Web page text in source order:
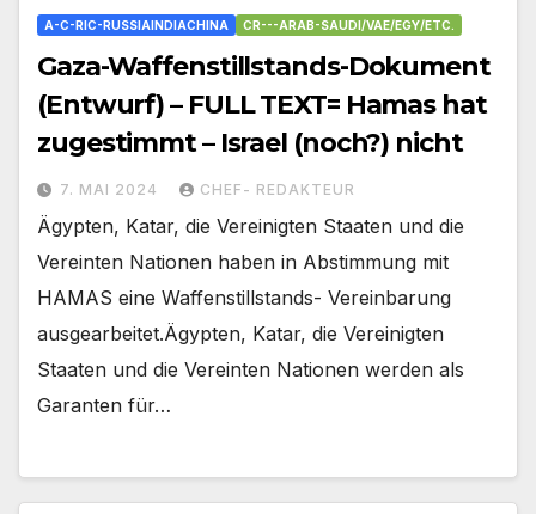
A-C-RIC-RUSSIAINDIACHINA CR---ARAB-SAUDI/VAE/EGY/ETC.
Gaza-Waffenstillstands-Dokument
(Entwurf) – FULL TEXT= Hamas hat
zugestimmt – Israel (noch?) nicht
7. MAI 2024 CHEF- REDAKTEUR
Ägypten, Katar, die Vereinigten Staaten und die
Vereinten Nationen haben in Abstimmung mit
HAMAS eine Waffenstillstands- Vereinbarung
ausgearbeitet.Ägypten, Katar, die Vereinigten
Staaten und die Vereinten Nationen werden als
Garanten für…